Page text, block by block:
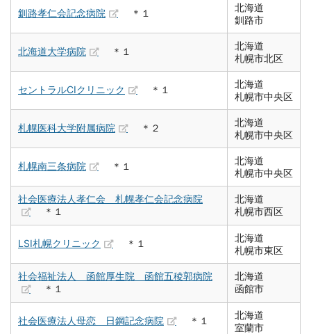
釧路孝仁会記念病院 ＊１
北海道
釧路市
北海道大学病院 ＊１
北海道
札幌市北区
セントラルCIクリニック ＊１
北海道
札幌市中央区
札幌医科大学附属病院 ＊２
北海道
札幌市中央区
札幌南三条病院 ＊１
北海道
札幌市中央区
社会医療法人孝仁会 札幌孝仁会記念病院
＊１
北海道
札幌市西区
LSI札幌クリニック ＊１
北海道
札幌市東区
社会福祉法人 函館厚生院 函館五稜郭病院
＊１
北海道
函館市
社会医療法人母恋 日鋼記念病院 ＊１
北海道
室蘭市